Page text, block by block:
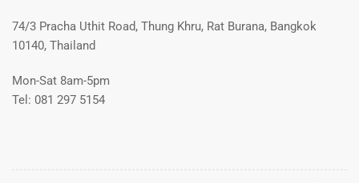
74/3 Pracha Uthit Road, Thung Khru, Rat Burana, Bangkok
10140, Thailand
Mon-Sat 8am-5pm
Tel: 081 297 5154